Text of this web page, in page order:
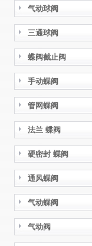
气动球阀
三通球阀
蝶阀截止阀
手动蝶阀
管网蝶阀
法兰 蝶阀
硬密封 蝶阀
通风蝶阀
气动蝶阀
气动阀